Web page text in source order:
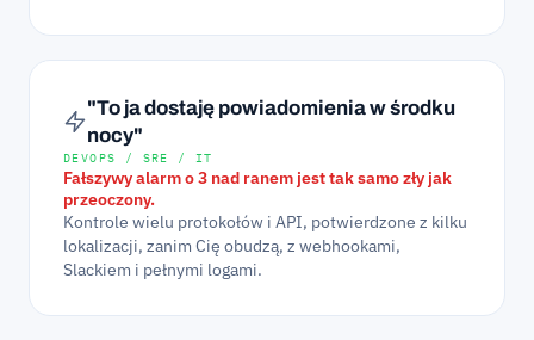
"To ja dostaję powiadomienia w środku
nocy"
DEVOPS / SRE / IT
Fałszywy alarm o 3 nad ranem jest tak samo zły jak
przeoczony.
Kontrole wielu protokołów i API, potwierdzone z kilku
lokalizacji, zanim Cię obudzą, z webhookami,
Slackiem i pełnymi logami.